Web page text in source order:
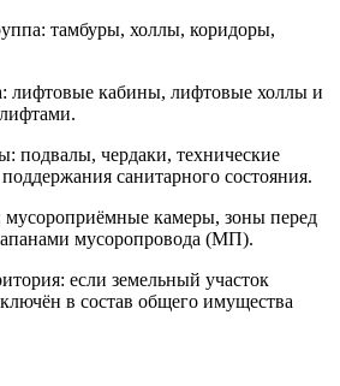
тамбуры, холлы, коридоры,
лифтовые кабины, лифтовые холлы и
подвалы, чердаки, технические
санитарного состояния.
мусороприёмные камеры, зоны перед
мусоропровода (МП).
если земельный участок
в состав общего имущества